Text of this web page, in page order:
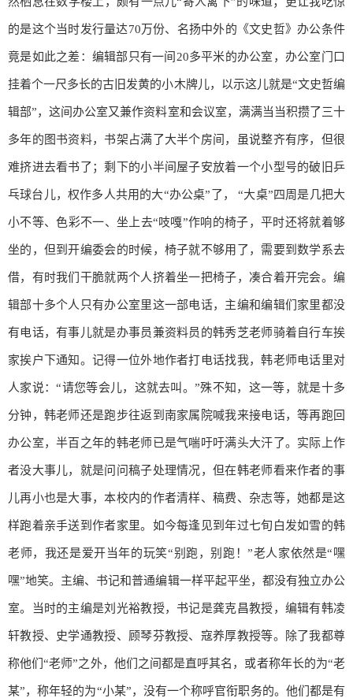
的是这个当时发行量达70万份、名扬中外的《文史哲》办公条件
竟是如此之差：编辑部只有一间20多平米的办公室，办公室门口
挂着个一尺多长的古旧发黄的小木牌儿，以示这儿就是“文史哲编
辑部”，这间办公室又兼作资料室和会议室，满满当当积攒了三十
多年的图书资料，书架占满了大半个房间，虽说整齐有序，但很
难挤进去看书了；剩下的小半间屋子安放着一个小型号的破旧乒
乓球台儿，权作多人共用的大“办公桌”了， “大桌”四周是几把大
小不等、色彩不一、坐上去“吱嘎”作响的椅子，平时还将就着够
坐的，但到开编委会的时候，椅子就不够用了，需要到数学系去
借，有时我们干脆就两个人挤着坐一把椅子，凑合着开完会。编
辑部十多个人只有办公室里这一部电话，主编和编辑们家里都没
有电话，有事儿就是办事员兼资料员的韩秀芝老师骑着自行车挨
家挨户下通知。记得一位外地作者打电话找我，韩老师电话里对
人家说：“请您等会儿，这就去叫。”殊不知，这一等，就是十多
分钟，韩老师还是跑步往返到南家属院喊我来接电话，等再跑回
办公室，半百之年的韩老师已是气喘吁吁满头大汗了。实际上作
者没大事儿，就是问问稿子处理情况，但在韩老师看来作者的事
儿再小也是大事，本校内的作者清样、稿费、杂志等，她都是这
样跑着亲手送到作者家里。如今每逢见到年过七旬白发如雪的韩
老师，我还是爱开当年的玩笑“别跑，别跑！”老人家依然是“嘿
嘿”地笑。主编、书记和普通编辑一样平起平坐，都没有独立办公
室。当时的主编是刘光裕教授，书记是龚克昌教授，编辑有韩凌
轩教授、史学通教授、顾琴芬教授、寇养厚教授等。除了我都尊
称他们“老师”之外，他们之间都是直呼其名，或者称年长的为“老
某”，称年轻的为“小某”，没有一个称呼官衔职务的。他们都是有